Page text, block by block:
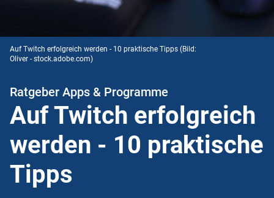
Auf Twitch erfolgreich werden - 10 praktische Tipps (Bild:
Oliver - stock.adobe.com)
Ratgeber Apps & Programme
Auf Twitch erfolgreich
werden - 10 praktische
Tipps